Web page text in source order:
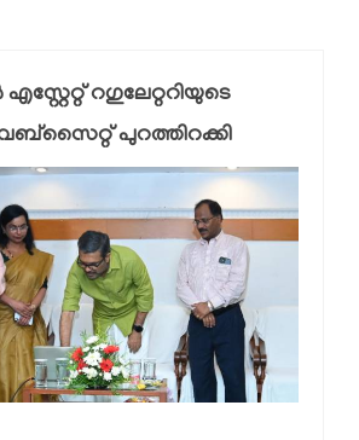
റഗുലേറ്ററിയുടെ
പുറത്തിറക്കി